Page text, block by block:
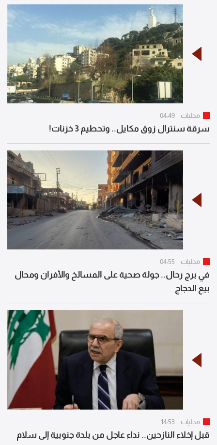
محليات 04:49
سرقة سنترال زوق مكايل.. وتحطيم 3 خزنات!
محليات 04:55
في برج رحال.. جولة صحية على المسالخ والأفران ومحال
بيع الدجاج
محليات 14:53
قبل إخلاء النازحين.. نداء عاجل من بلدة جنوبية إلى سلام